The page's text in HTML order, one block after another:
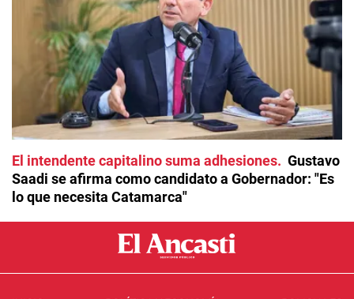
El intendente capitalino suma adhesiones
Gustavo
Saadi se afirma como candidato a Gobernador: "Es
lo que necesita Catamarca"